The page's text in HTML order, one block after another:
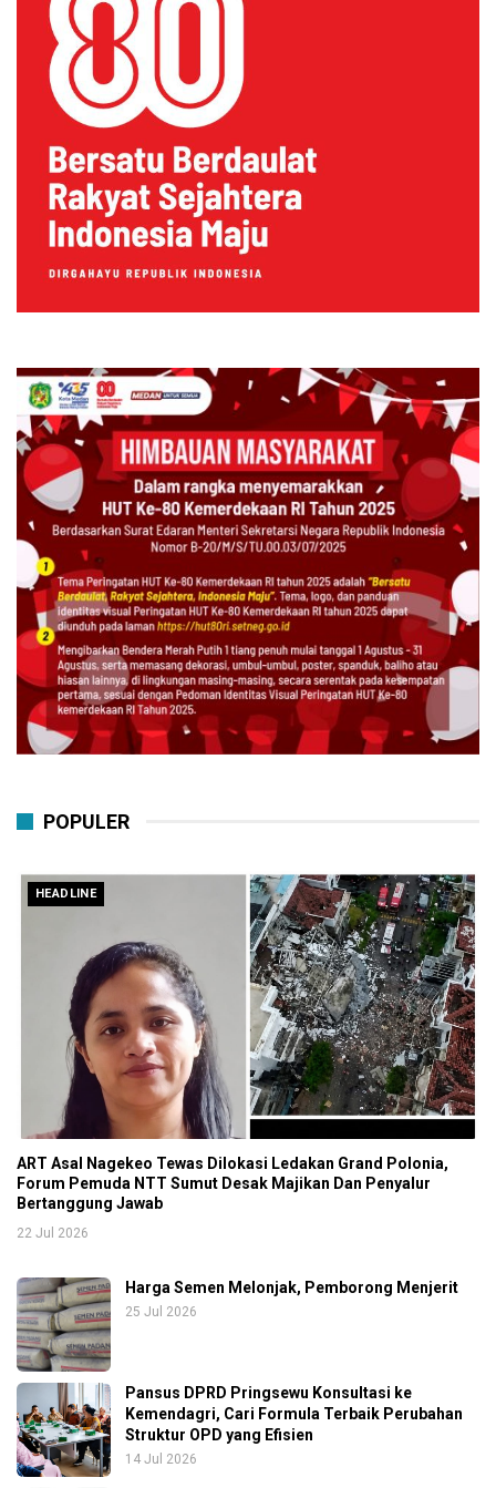
POPULER
HEADLINE
ART Asal Nagekeo Tewas Dilokasi Ledakan Grand Polonia,
Forum Pemuda NTT Sumut Desak Majikan Dan Penyalur
Bertanggung Jawab
22 Jul 2026
Harga Semen Melonjak, Pemborong Menjerit
25 Jul 2026
Pansus DPRD Pringsewu Konsultasi ke
Kemendagri, Cari Formula Terbaik Perubahan
Struktur OPD yang Efisien
14 Jul 2026